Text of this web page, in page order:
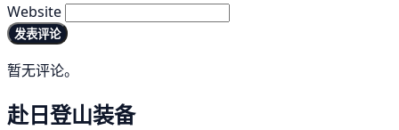
Website
发表评论
暂无评论。
赴日登山装备